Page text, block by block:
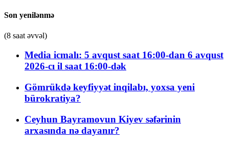
Son yenilənmə
(8 saat əvvəl)
Media icmalı: 5 avqust saat 16:00-dan 6 avqust
2026-cı il saat 16:00-dək
Gömrükdə keyfiyyət inqilabı, yoxsa yeni
bürokratiya?
Ceyhun Bayramovun Kiyev səfərinin
arxasında nə dayanır?